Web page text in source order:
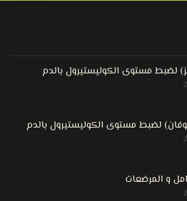
لضبط مستوى الكوليستيرول بالدم
لضبط مستوى الكوليستيرول بالدم
و المرضعات